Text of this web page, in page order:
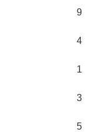
9
4
1
3
5